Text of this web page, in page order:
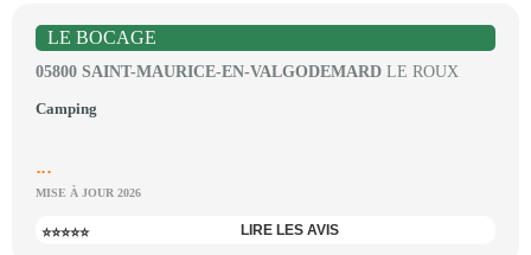
LE BOCAGE
05800 SAINT-MAURICE-EN-VALGODEMARD LE ROUX
Camping
...
MISE À JOUR 2026
⭐⭐⭐⭐⭐ LIRE LES AVIS